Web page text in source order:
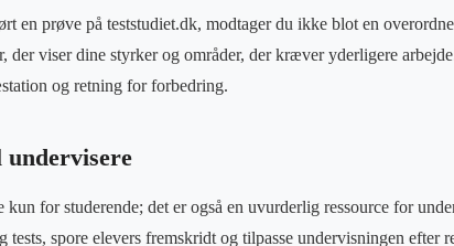
en prøve på teststudiet.dk, modtager du ikke blot en
der viser dine styrker og områder, der kræver yderligere
og retning for forbedring.
kun for studerende; det er også en uvurderlig ressource for
tests, spore elevers fremskridt og tilpasse undervisningen efter